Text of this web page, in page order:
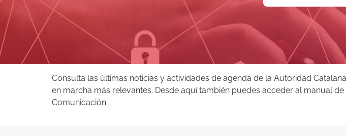
Consulta las últimas noticias y actividades de agenda de la Autoridad
en marcha más relevantes. Desde aquí también puedes acceder al manual
Comunicación.